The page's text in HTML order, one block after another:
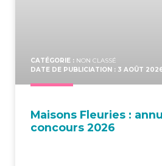
CATÉGORIE : NON CLASSÉ
DATE DE PUBLICIATION : 3 AOÛT
Mai­sons Fleu­ries :
concours 2026